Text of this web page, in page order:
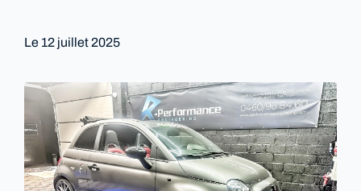
Le 12 juillet 2025